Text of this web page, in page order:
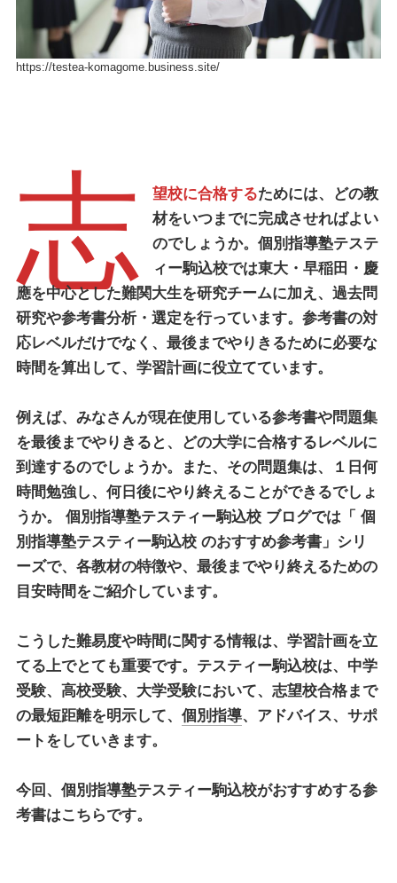
https://testea-komagome.business.site/
志 望校に合格するためには、どの教
材をいつまでに完成させればよい
のでしょうか。 個別指導塾テステ
ィー駒込校では東大・早稲田・慶
應を中心とした難関大生を研究チームに加え、過去問
研究や参考書分析・選定を行っています。参考書の対
応レベルだけでなく、最後までやりきるために必要な
時間を算出して、学習計画に役立てています。
例えば、みなさんが現在使用している参考書や問題集
を最後までやりきると、どの大学に合格するレベルに
到達するのでしょうか。また、その問題集は、１日何
時間勉強し、何日後にやり終えることができるでしょ
うか。 個別指導塾テスティー駒込校ブログでは「 個
別指導塾テスティー駒込校のおすすめ参考書」シリ
ーズで、各教材の特徴や、最後までやり終えるための
目安時間をご紹介しています。
こうした難易度や時間に関する情報は、学習計画を立
てる上でとても重要です。テスティー駒込校は、中学
受験、高校受験、大学受験において、志望校合格まで
の最短距離を明示して、 個別指導、アドバイス、サポ
ートをしていきます。
今回、 個別指導塾テスティー駒込校がおすすめする参
考書はこちらです。